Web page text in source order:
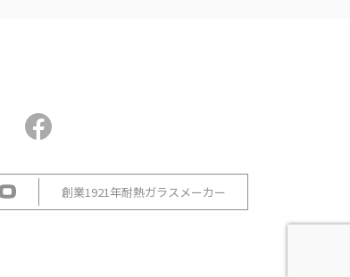
創業1921年耐熱ガラスメーカー